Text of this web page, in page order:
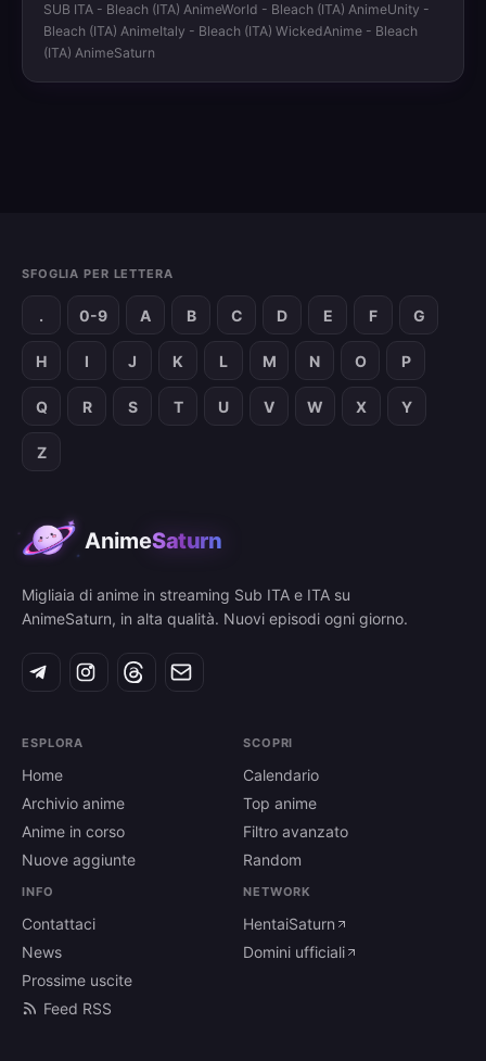
SUB ITA - Bleach (ITA) AnimeWorld - Bleach (ITA) AnimeUnity -
Bleach (ITA) AnimeItaly - Bleach (ITA) WickedAnime - Bleach
(ITA) AnimeSaturn
SFOGLIA PER LETTERA
. 0-9 A B C D E F G
H I J K L M N O P
Q R S T U V W X Y
Z
AnimeSaturn
Migliaia di anime in streaming Sub ITA e ITA su
AnimeSaturn, in alta qualità. Nuovi episodi ogni giorno.
ESPLORA
Home
Archivio anime
Anime in corso
Nuove aggiunte
SCOPRI
Calendario
Top anime
Filtro avanzato
Random
INFO
Contattaci
News
Prossime uscite
Feed RSS
NETWORK
HentaiSaturn
Domini ufficiali